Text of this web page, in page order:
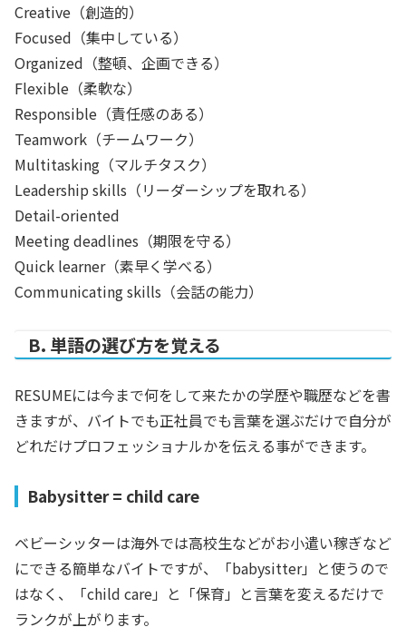
Creative（創造的）
Focused（集中している）
Organized（整頓、企画できる）
Flexible（柔軟な）
Responsible（責任感のある）
Teamwork（チームワーク）
Multitasking（マルチタスク）
Leadership skills（リーダーシップを取れる）
Detail-oriented
Meeting deadlines（期限を守る）
Quick learner（素早く学べる）
Communicating skills（会話の能力）
B. 単語の選び方を覚える
RESUMEには今まで何をして来たかの学歴や職歴などを書
きますが、バイトでも正社員でも言葉を選ぶだけで自分が
どれだけプロフェッショナルかを伝える事ができます。
Babysitter = child care
ベビーシッターは海外では高校生などがお小遣い稼ぎなど
にできる簡単なバイトですが、「babysitter」と使うので
はなく、「child care」と「保育」と言葉を変えるだけで
ランクが上がります。